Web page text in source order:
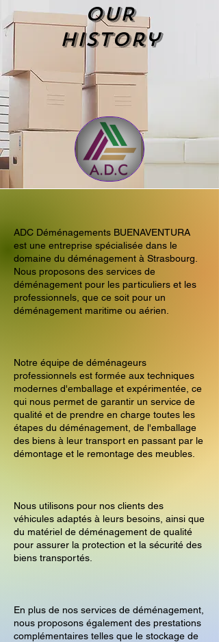
OUR
history
ADC Déménagements BUENAVENTURA
est une entreprise spécialisée dans le
domaine du déménagement à Strasbourg.
Nous proposons des services de
déménagement pour les particuliers et les
professionnels, que ce soit pour un
déménagement maritime ou aérien.
Notre équipe de déménageurs
professionnels est formée aux techniques
modernes d'emballage et expérimentée, ce
qui nous permet de garantir un service de
qualité et de prendre en charge toutes les
étapes du déménagement, de l'emballage
des biens à leur transport en passant par le
démontage et le remontage des meubles.
Nous utilisons pour nos clients des
véhicules adaptés à leurs besoins, ainsi que
du matériel de déménagement de qualité
pour assurer la protection et la sécurité des
biens transportés.
En plus de nos services de déménagement,
nous proposons également des prestations
complémentaires telles que le stockage de